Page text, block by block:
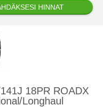
HINNAT
18PR ROADX
Longhaul